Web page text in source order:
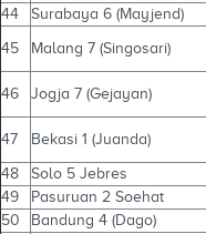
44
Surabaya 6 (Mayjend)
45 Malang 7 (Singosari)
46 Jogja 7 (Gejayan)
47 Bekasi 1 (Juanda)
48
Solo 5 Jebres
49
Pasuruan 2 Soehat
50
Bandung 4 (Dago)